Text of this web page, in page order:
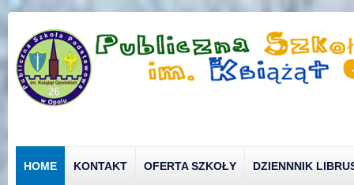
HOME KONTAKT OFERTA SZKOŁY DZIENNNIK